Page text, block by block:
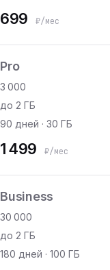
699 ₽/мес
Pro
3 000
до 2 ГБ
90 дней · 30 ГБ
1 499 ₽/мес
Business
30 000
до 2 ГБ
180 дней · 100 ГБ